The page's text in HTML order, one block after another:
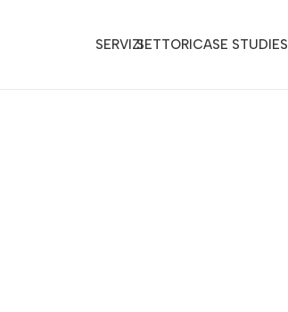
SERVIZISETTORICASE STUDIES